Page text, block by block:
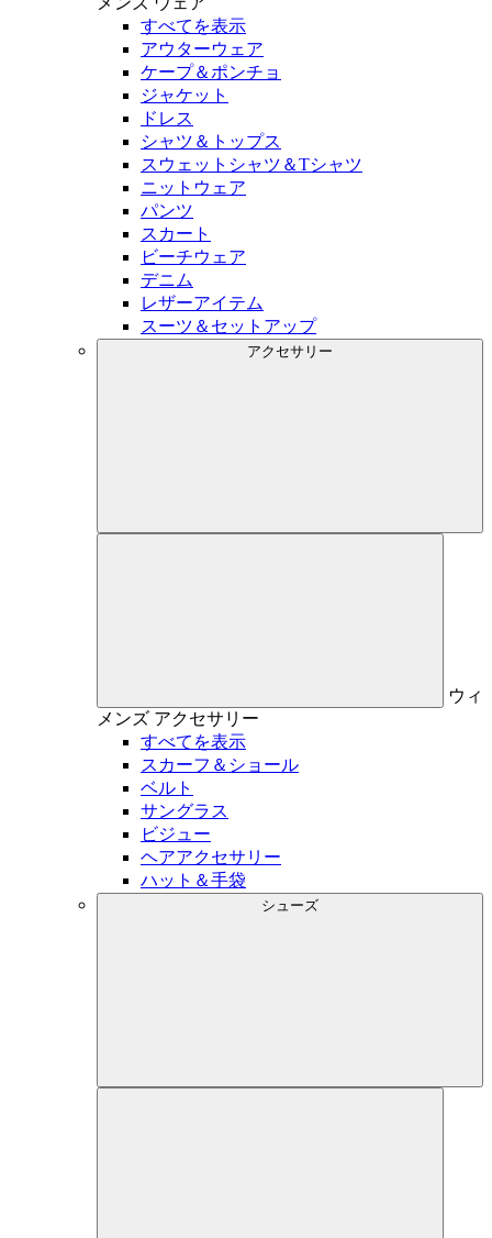
すべてを表示
アウターウェア
ケープ＆ポンチョ
ジャケット
ドレス
シャツ＆トップス
スウェットシャツ＆Tシャツ
ニットウェア
パンツ
スカート
ビーチウェア
デニム
レザーアイテム
スーツ＆セットアップ
アクセサリー
ウィ
メンズ アクセサリー
すべてを表示
スカーフ＆ショール
ベルト
サングラス
ビジュー
ヘアアクセサリー
ハット＆手袋
シューズ